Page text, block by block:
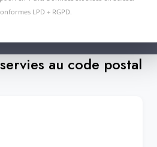
au code postal
LPD + RGPD.